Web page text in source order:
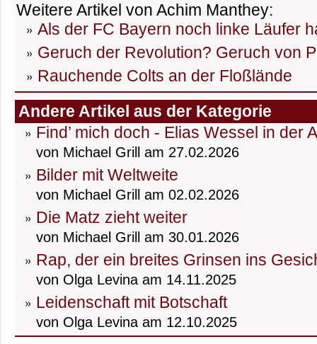
Weitere Artikel von Achim Manthey:
Als der FC Bayern noch linke Läufer
Geruch der Revolution? Geruch von
Rauchende Colts an der Floßlände
Andere Artikel aus der Kategorie
Find’ mich doch - Elias Wessel in der
von Michael Grill am 27.02.2026
Bilder mit Weltweite
von Michael Grill am 02.02.2026
Die Matz zieht weiter
von Michael Grill am 30.01.2026
Rap, der ein breites Grinsen ins
von Olga Levina am 14.11.2025
Leidenschaft mit Botschaft
von Olga Levina am 12.10.2025